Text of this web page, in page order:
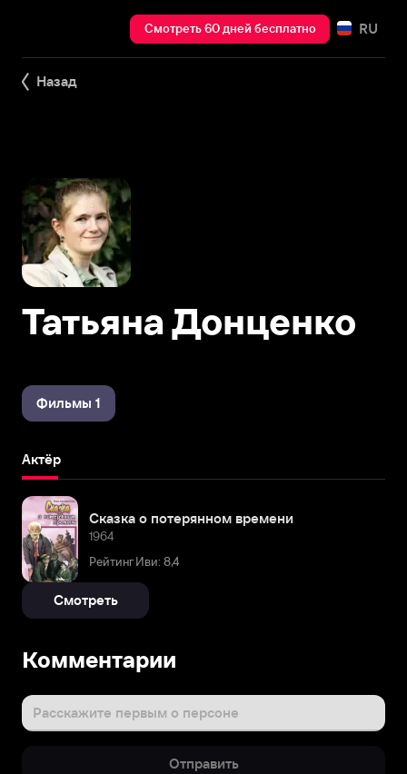
Смотреть 60 дней бесплатно RU
Назад
Татьяна Донценко
Фильмы 1
Актёр
Сказка о потерянном времени
1964
Рейтинг Иви: 8,4
Смотреть
Комментарии
Расскажите первым о персоне
Отправить